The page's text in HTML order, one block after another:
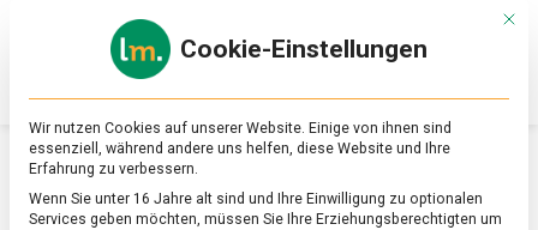
Online-
Magazin
zu
&
Ernährung
SCHLAGWORT:GROSSBRITANNIEN
Mit
Cookie-Einstellungen
Wir nutzen Cookies auf unserer Website. Einige von ihnen sind
essenziell, während andere uns helfen, diese Website und Ihre
Erfahrung zu verbessern.
Wenn Sie unter 16 Jahre alt sind und Ihre Einwilligung zu optionalen
Services geben möchten, müssen Sie Ihre Erziehungsberechtigten um